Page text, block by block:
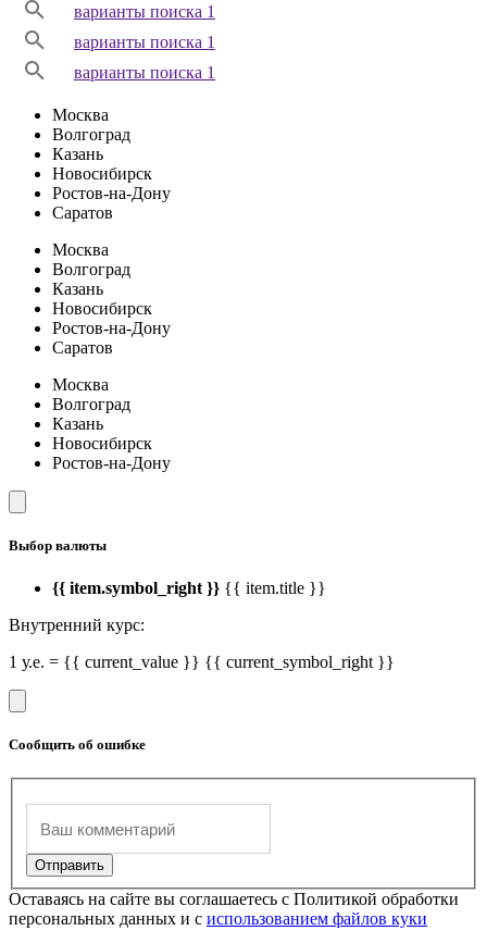
варианты поиска 1
варианты поиска 1
варианты поиска 1
Москва
Волгоград
Казань
Новосибирск
Ростов-на-Дону
Саратов
Москва
Волгоград
Казань
Новосибирск
Ростов-на-Дону
Саратов
Москва
Волгоград
Казань
Новосибирск
Ростов-на-Дону
Выбор валюты
{{ item.symbol_right }} {{ item.title }}
Внутренний курс:
1 у.е. = {{ current_value }} {{ current_symbol_right }}
Сообщить об ошибке
Оставаясь на сайте вы соглашаетесь с Политикой обработки
персональных данных и с использованием файлов куки